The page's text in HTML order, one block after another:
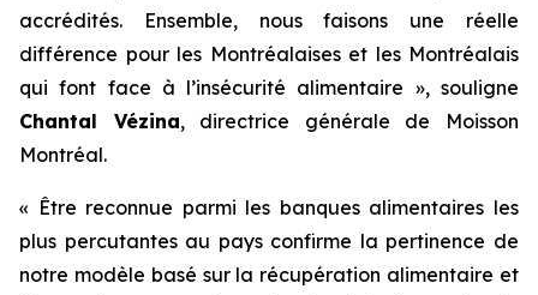
accrédités. Ensemble, nous faisons une réelle
différence pour les Montréalaises et les Montréalais
qui font face à l’insécurité alimentaire », souligne
Chantal Vézina, directrice générale de Moisson
Montréal.
« Être reconnue parmi les banques alimentaires les
plus percutantes au pays confirme la pertinence de
notre modèle basé sur la récupération alimentaire et